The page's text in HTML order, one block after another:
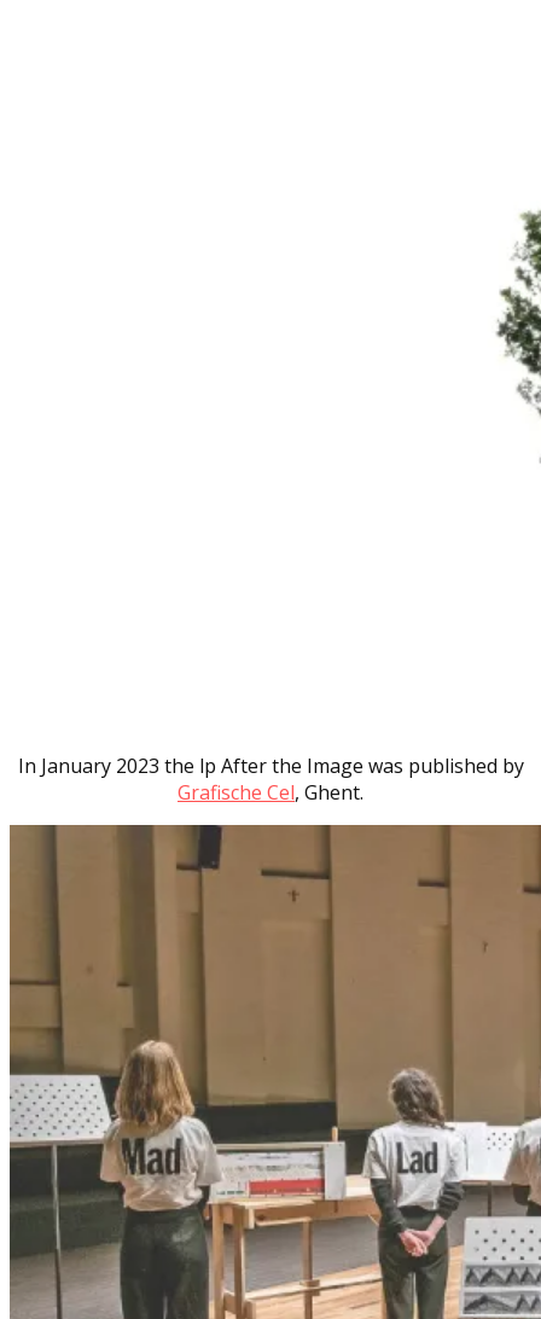
In January 2023 the lp After the Image was published by
Grafische Cel, Ghent.